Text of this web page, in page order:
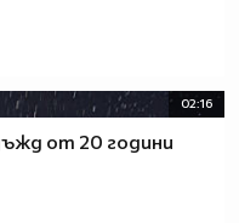
02:16
от 20 години